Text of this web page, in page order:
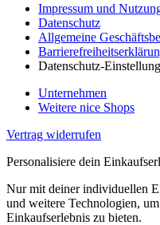
Impressum und
Datenschutz
Allgemeine
Datenschutz-
Unternehmen
Weitere nice Shops
Vertrag widerrufen
Personalisiere dein
Nur mit deiner individuellen
und weitere Technologien,
Einkaufserlebnis zu bieten.